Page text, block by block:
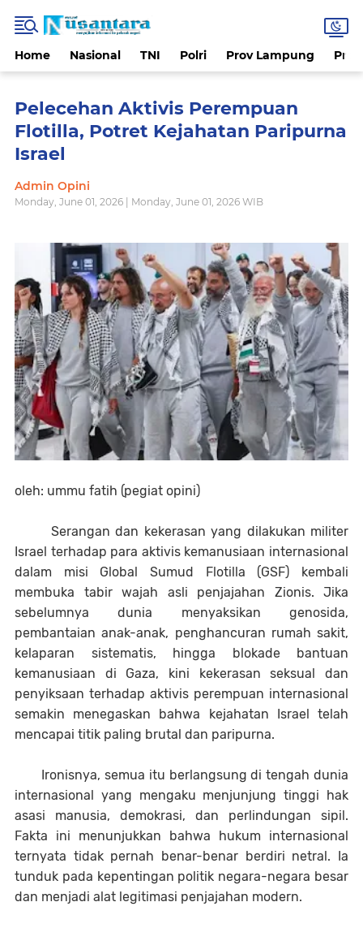
Home Nasional TNI Polri Prov Lampung
Pelecehan Aktivis Perempuan
Flotilla, Potret Kejahatan Paripurna
Israel
Admin Opini
Monday, June 01, 2026 | Monday, June 01, 2026 WIB
oleh: ummu fatih (pegiat opini)
Serangan dan kekerasan yang dilakukan militer
Israel terhadap para aktivis kemanusiaan internasional
dalam misi Global Sumud Flotilla (GSF) kembali
membuka tabir wajah asli penjajahan Zionis. Jika
sebelumnya dunia menyaksikan genosida,
pembantaian anak-anak, penghancuran rumah sakit,
kelaparan sistematis, hingga blokade bantuan
kemanusiaan di Gaza, kini kekerasan seksual dan
penyiksaan terhadap aktivis perempuan internasional
semakin menegaskan bahwa kejahatan Israel telah
mencapai titik paling brutal dan paripurna.
Ironisnya, semua itu berlangsung di tengah dunia
internasional yang mengaku menjunjung tinggi hak
asasi manusia, demokrasi, dan perlindungan sipil.
Fakta ini menunjukkan bahwa hukum internasional
ternyata tidak pernah benar-benar berdiri netral. Ia
tunduk pada kepentingan politik negara-negara besar
dan menjadi alat legitimasi penjajahan modern.